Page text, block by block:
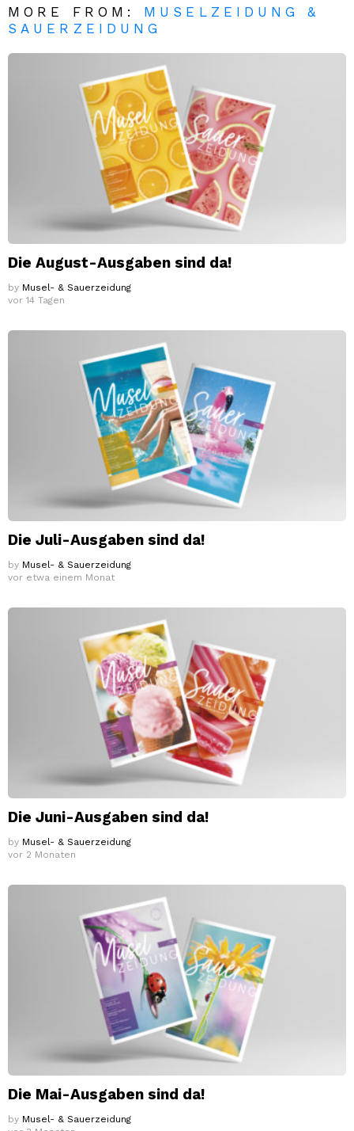
MORE FROM: MUSELZEIDUNG &
SAUERZEIDUNG
Die August-Ausgaben sind da!
by Musel- & Sauerzeidung
vor 14 Tagen
Die Juli-Ausgaben sind da!
by Musel- & Sauerzeidung
vor etwa einem Monat
Die Juni-Ausgaben sind da!
by Musel- & Sauerzeidung
vor 2 Monaten
Die Mai-Ausgaben sind da!
by Musel- & Sauerzeidung